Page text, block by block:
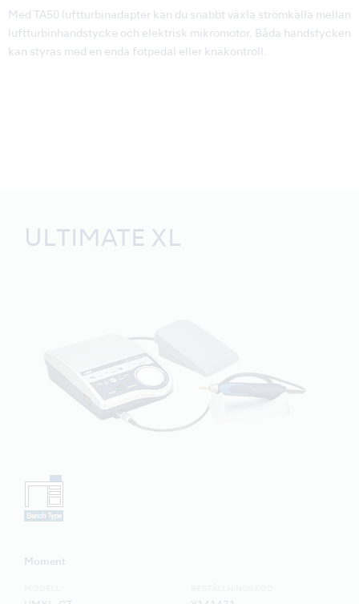
Med TA50 luftturbinadapter kan du snabbt växla strömkälla mellan
luftturbinhandstycke och elektrisk mikromotor. Båda handstycken
kan styras med en enda fotpedal eller knäkontroll.
ULTIMATE XL
Moment